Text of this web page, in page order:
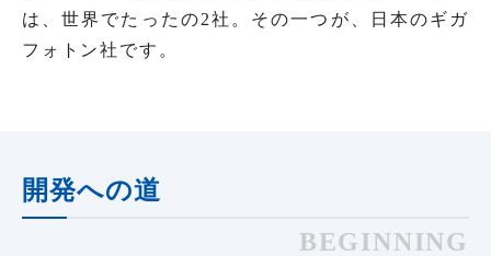
は、世界でたったの2社。その一つが、日本のギガ
フォトン社です。
開発への道
BEGINNING